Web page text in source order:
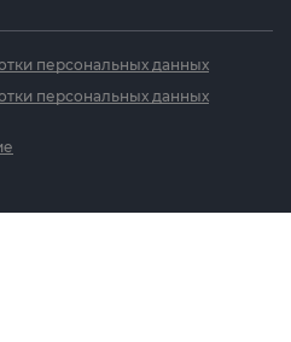
персональных данных
персональных данных